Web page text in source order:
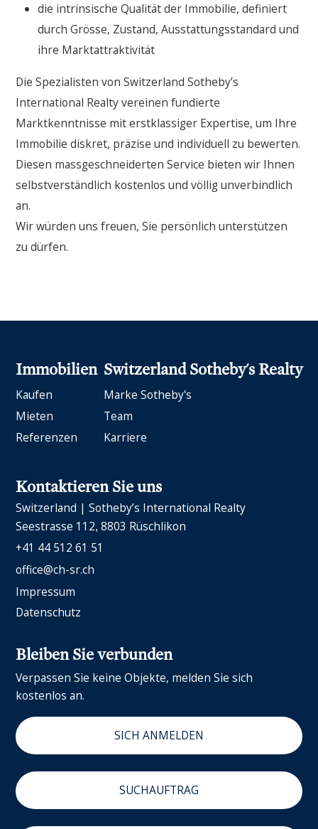
die intrinsische Qualität der Immobilie, definiert
durch Grösse, Zustand, Ausstattungsstandard und
ihre Marktattraktivität
Die Spezialisten von Switzerland Sotheby’s
International Realty vereinen fundierte
Marktkenntnisse mit erstklassiger Expertise, um Ihre
Immobilie diskret, präzise und individuell zu bewerten.
Diesen massgeschneiderten Service bieten wir Ihnen
selbstverständlich kostenlos und völlig unverbindlich
an.
Wir würden uns freuen, Sie persönlich unterstützen
zu dürfen.
Immobilien
Kaufen
Mieten
Referenzen
Switzerland Sotheby's Realty
Marke Sotheby's
Team
Karriere
Kontaktieren Sie uns
Switzerland | Sotheby’s International Realty
Seestrasse 112 8803 Rüschlikon
+41 44 512 61 51
office@ch-sr.ch
Impressum
Datenschutz
Bleiben Sie verbunden
Verpassen Sie keine Objekte, melden Sie sich
kostenlos an.
SICH ANMELDEN
SUCHAUFTRAG